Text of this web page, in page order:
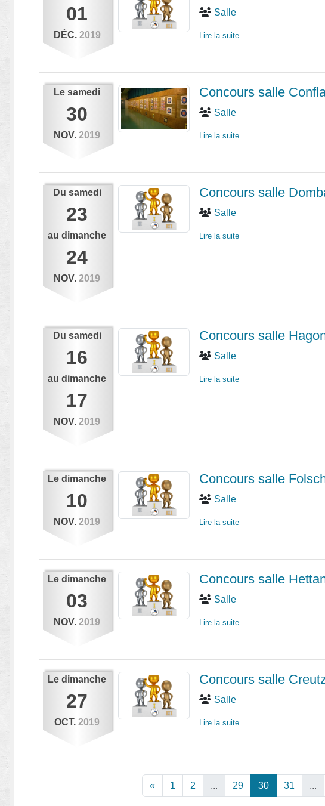
01
DÉC. 2019
Salle
Lire la suite
Lesamedi
30
NOV. 2019
Concours salle
Salle
Lire la suite
Du samedi
23
audimanche
24
NOV. 2019
Concours salle
Salle
Lire la suite
Du samedi
16
audimanche
17
NOV. 2019
Concours salle
Salle
Lire la suite
Ledimanche
10
NOV. 2019
Concours salle
Salle
Lire la suite
Ledimanche
03
NOV. 2019
Concours salle
Salle
Lire la suite
Ledimanche
27
OCT. 2019
Concours salle
Salle
Lire la suite
« 1 2 ... 29 30 31 ...